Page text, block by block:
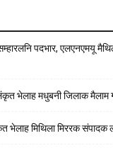
पदभार, एलएनएमयू
भेलाह मधुबनी जिलाक मैलाम
भेलाह मिथिला मिररक संपादक